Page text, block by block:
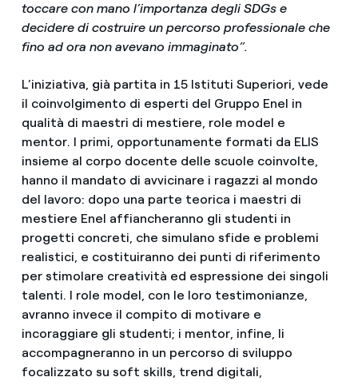
toccare con mano l’importanza degli SDGs e
decidere di costruire un percorso professionale che
fino ad ora non avevano immaginato”.
L’iniziativa, già partita in 15 Istituti Superiori, vede
il coinvolgimento di esperti del Gruppo Enel in
qualità di maestri di mestiere, role model e
mentor. I primi, opportunamente formati da ELIS
insieme al corpo docente delle scuole coinvolte,
hanno il mandato di avvicinare i ragazzi al mondo
del lavoro: dopo una parte teorica i maestri di
mestiere Enel affiancheranno gli studenti in
progetti concreti, che simulano sfide e problemi
realistici, e costituiranno dei punti di riferimento
per stimolare creatività ed espressione dei singoli
talenti. I role model, con le loro testimonianze,
avranno invece il compito di motivare e
incoraggiare gli studenti; i mentor, infine, li
accompagneranno in un percorso di sviluppo
focalizzato su soft skills, trend digitali,